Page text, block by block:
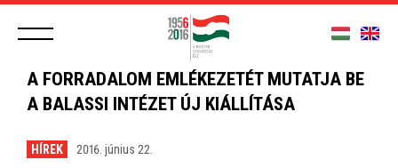
A FORRADALOM EMLÉKEZETÉT MUTATJA BE
A BALASSI INTÉZET ÚJ KIÁLLÍTÁSA
HÍREK 2016. június 22.